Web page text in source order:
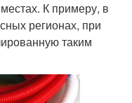
К примеру, в
регионах, при
таким